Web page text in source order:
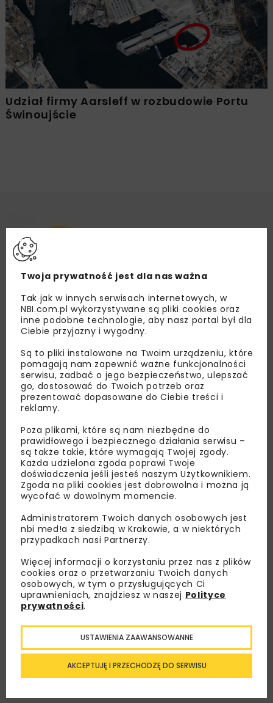
Udział firmy Aarsleff w rozbudowie Portu
Świnoujście
Lubisz wiedzieć więcej?
Zapisz się do newslettera aby otrzymywać od
nas najlepsze informacje branżowe,
zaproszenia na wydarzenia, atrakcyjne oferty i
dedykowane akcje specjalne.
Zapoznałam/em się zPolityką Prywatności
Regulaminemoraz wyrażam zgodę na otrzymywanie na
podany przeze mnie adres e-mail korespondencji
ZAPISZ MNIE
Twoja prywatność jest dla nas ważna
Tak jak w innych serwisach internetowych, w
NBI.com.pl wykorzystywane są pliki cookies oraz
inne podobne technologie, aby nasz portal był dla
Ciebie przyjazny i wygodny.
Są to pliki instalowane na Twoim urządzeniu, które
pomagają nam zapewnić ważne funkcjonalności
serwisu, zadbać o jego bezpieczeństwo, ulepszać
go, dostosować do Twoich potrzeb oraz
prezentować dopasowane do Ciebie treści i
reklamy.
Poza plikami, które są nam niezbędne do
prawidłowego i bezpiecznego działania serwisu –
są także takie, które wymagają Twojej zgody.
Każda udzielona zgoda poprawi Twoje
doświadczenia jeśli jesteś naszym Użytkownikiem.
Zgoda na pliki cookies jest dobrowolna i można ją
wycofać w dowolnym momencie.
Administratorem Twoich danych osobowych jest
nbi med!a z siedzibą w Krakowie, a w niektórych
przypadkach nasi Partnerzy.
Więcej informacji o korzystaniu przez nas z plików
cookies oraz o przetwarzaniu Twoich danych
osobowych, w tym o przysługujących Ci
uprawnieniach, znajdziesz w naszej Polityce
prywatności.
AKCEPTUJĘ I PRZECHODZĘ DO SERWISU
USTAWIENIA ZAAWANSOWANNE